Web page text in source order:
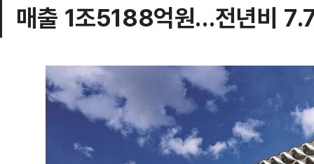
매출 1조5188억원…전년비